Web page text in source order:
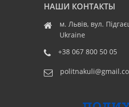
НАШИ КОНТАКТЫ
м. Львів, вул.
Ukraine
+38 067 800 50 05